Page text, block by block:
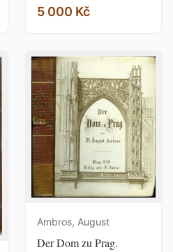
5 000 Kč
Ambros, August
Der Dom zu Prag.